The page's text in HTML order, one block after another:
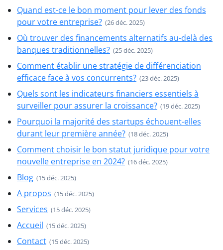
Quand est-ce le bon moment pour lever des fonds
pour votre entreprise? (26 déc. 2025)
Où trouver des financements alternatifs au-delà des
banques traditionnelles? (25 déc. 2025)
Comment établir une stratégie de différenciation
efficace face à vos concurrents? (23 déc. 2025)
Quels sont les indicateurs financiers essentiels à
surveiller pour assurer la croissance? (19 déc. 2025)
Pourquoi la majorité des startups échouent-elles
durant leur première année? (18 déc. 2025)
Comment choisir le bon statut juridique pour votre
nouvelle entreprise en 2024? (16 déc. 2025)
Blog (15 déc. 2025)
A propos (15 déc. 2025)
Services (15 déc. 2025)
Accueil (15 déc. 2025)
Contact (15 déc. 2025)